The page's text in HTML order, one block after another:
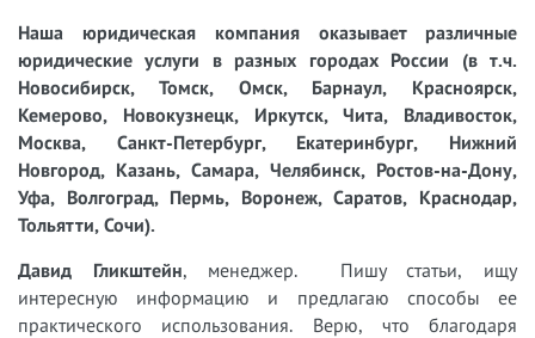
Наша юридическая компания оказывает различные
юридические услуги в разных городах России (в т.ч.
Новосибирск, Томск, Омск, Барнаул, Красноярск,
Кемерово, Новокузнецк, Иркутск, Чита, Владивосток,
Москва, Санкт-Петербург, Екатеринбург, Нижний
Новгород, Казань, Самара, Челябинск, Ростов-на-Дону,
Уфа, Волгоград, Пермь, Воронеж, Саратов, Краснодар,
Тольятти, Сочи).
Давид Гликштейн, менеджер. Пишу статьи, ищу
интересную информацию и предлагаю способы ее
практического использования. Верю, что благодаря